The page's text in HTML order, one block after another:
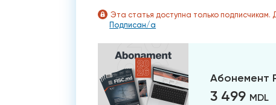
Эта статья доступна только
Подписан/а
Абонемент
3 499 MDL